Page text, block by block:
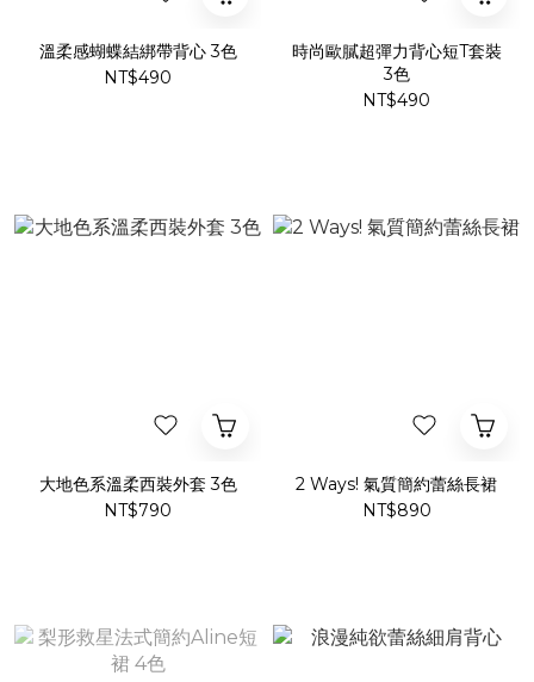
溫柔感蝴蝶結綁帶背心 3色
NT$490
時尚歐膩超彈力背心短T套裝
3色
NT$490
大地色系溫柔西裝外套 3色
NT$790
2 Ways! 氣質簡約蕾絲長裙
NT$890